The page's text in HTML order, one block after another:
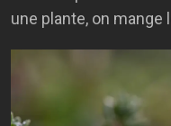
une plante, on mange